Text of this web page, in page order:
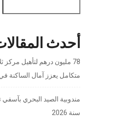
أحدث
78 مليون درهم لتأهيل
متكامل يعزز آمال الساكنة
مندوبية الصيد البحري
سنة 2026